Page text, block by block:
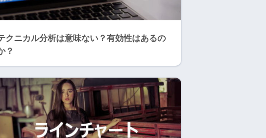
クニカル分析は意味ない？有効性はあるの
？